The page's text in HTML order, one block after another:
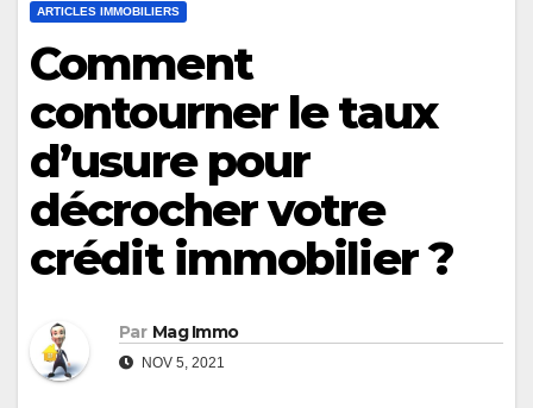
ARTICLES IMMOBILIERS
Comment
contourner le taux
d’usure pour
décrocher votre
crédit immobilier ?
Par Mag Immo
NOV 5, 2021